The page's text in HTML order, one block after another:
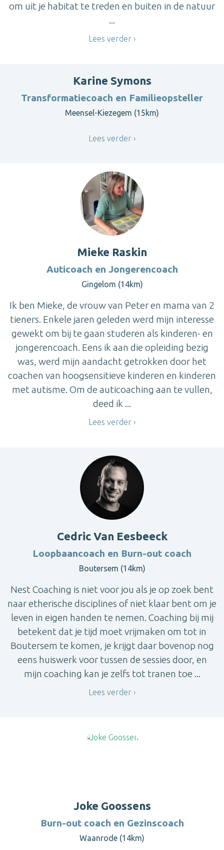
om uit je habitat te treden en buiten in de natuur
...
Lees verder
Karine Symons
Transformatiecoach en Familieopsteller
Meensel-Kiezegem (15km)
Lees verder
Mieke Raskin
Auticoach en Jongerencoach
Gingelom (14km)
Ik ben Mieke, de vrouw van Peter en mama van 2
tieners. Enkele jaren geleden werd mijn interesse
gewekt om bij te gaan studeren als kinderen- en
jongerencoach. Eens ik aan die opleiding bezig
was, werd mijn aandacht getrokken door het
coachen van hoogsensitieve kinderen en kinderen
met autisme. Om de auticoaching aan te vullen,
deed ik ...
Lees verder
Cedric Van Eesbeeck
Loopbaancoach en Burn-out coach
Boutersem (14km)
Nest Coaching is niet voor jou als je op zoek bent
naar etherische disciplines of niet klaar bent om je
leven in eigen handen te nemen. Coaching bij mij
betekent dat je tijd moet vrijmaken om tot in
Boutersem te komen, je krijgt daar bovenop nog
eens huiswerk voor tussen de sessies door, en
mijn coaching kan je zelfs tot tranen toe ...
Lees verder
Joke Goossens
Burn-out coach en Gezinscoach
Waanrode (14km)